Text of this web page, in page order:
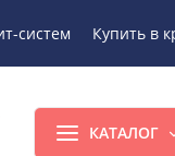
систем Купить в
КАТАЛОГ